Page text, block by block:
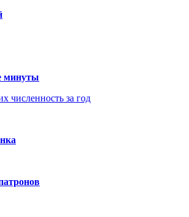
минуты
численность за год